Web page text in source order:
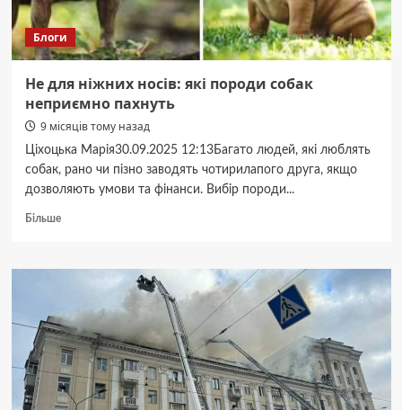
Блоги
Не для ніжних носів: які породи собак
неприємно пахнуть
9 місяців тому назад
Ціхоцька Марія30.09.2025 12:13Багато людей, які люблять
собак, рано чи пізно заводять чотирилапого друга, якщо
дозволяють умови та фінанси. Вибір породи...
БільшеДокладніше
для
які
породи
собак
неприємно
пахнуть